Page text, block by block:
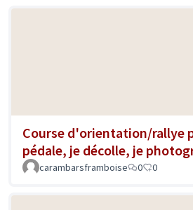
Course d'orientation/rallye
pédale, je décolle, je
carambarsframboise 0 0